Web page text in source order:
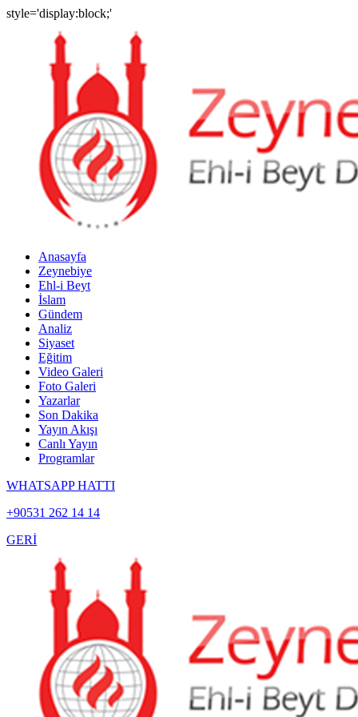
style='display:block;'
Anasayfa
Zeynebiye
Ehl-i Beyt
İslam
Gündem
Analiz
Siyaset
Eğitim
Video Galeri
Foto Galeri
Yazarlar
Son Dakika
Yayın Akışı
Canlı Yayın
Programlar
WHATSAPP HATTI
+90531 262 14 14
GERİ